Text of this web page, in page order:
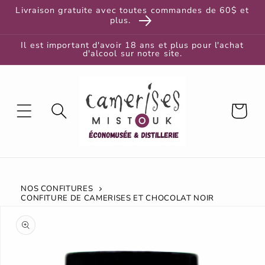
passer
Livraison gratuite avec toutes commandes de 60$ et
plus.
Il est important d'avoir 18 ans et plus pour l'achat
d'alcool sur notre site.
NOS CONFITURES
CONFITURE DE CAMERISES ET CHOCOLAT NOIR
informations
produits